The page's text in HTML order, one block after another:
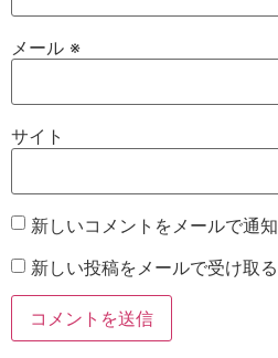
メール ※
サイト
新しいコメントをメールで通知
新しい投稿をメールで受け取る